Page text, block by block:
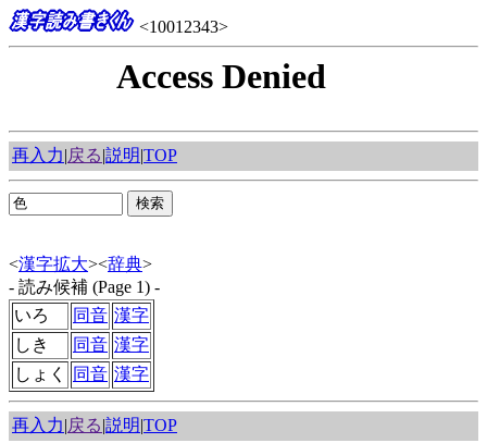
<10012343>
再入力|戻る|説明|TOP
<漢字拡大><辞典>
- 読み候補 (Page 1) -
いろ
同音 漢字
しき
同音 漢字
しょく
同音 漢字
再入力|戻る|説明|TOP